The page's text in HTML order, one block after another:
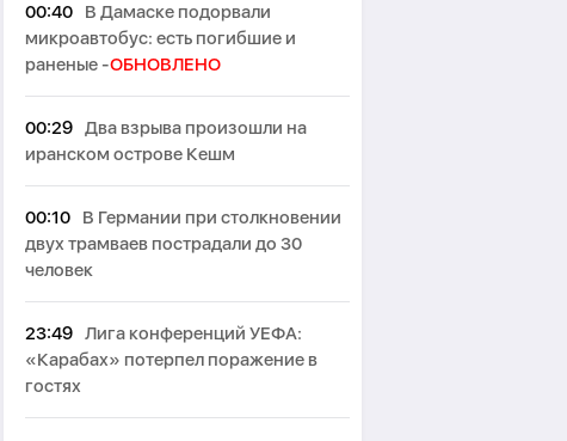
00:40
В Дамаске подорвали
микроавтобус: есть погибшие и
раненые -ОБНОВЛЕНО
00:29 Два взрыва произошли на
иранском острове Кешм
00:10
В Германии при столкновении
двух трамваев пострадали до 30
человек
23:49 Лига конференций УЕФА:
«Карабах» потерпел поражение в
гостях